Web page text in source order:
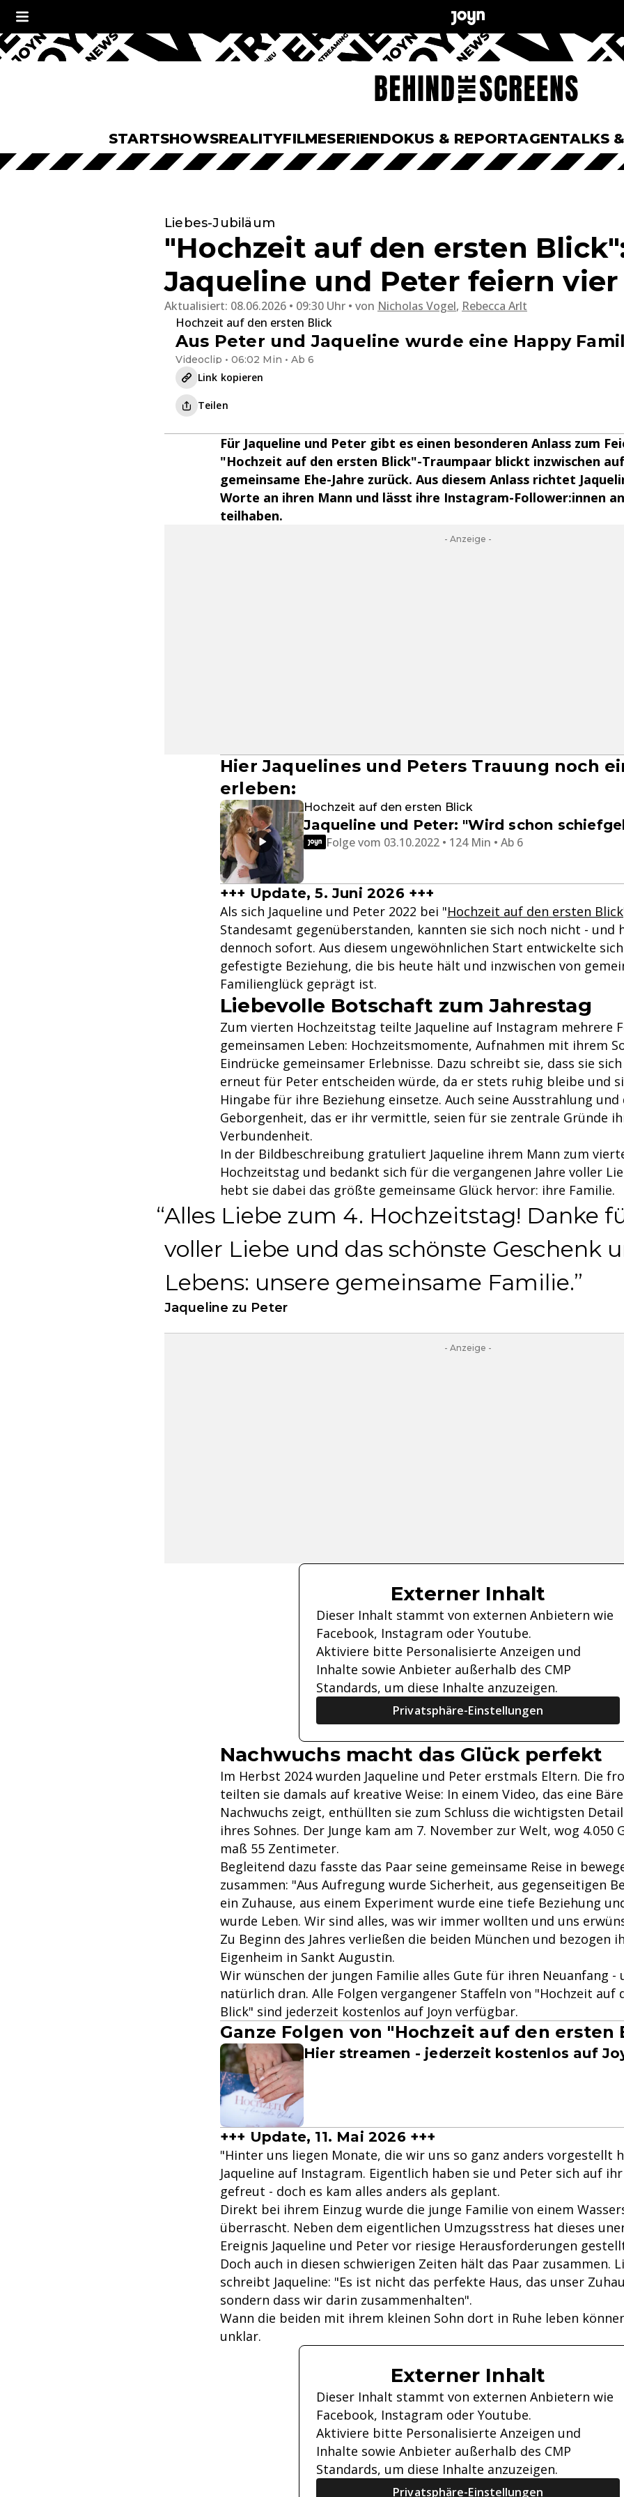
STARTSHOWSREALITYFILMESERIENDOKUS & REPORTAGENTALKS
Liebes-Jubiläum
"Hochzeit auf den ersten
Jaqueline und Peter feiern vier
Aktualisiert: 08.06.2026 • 09:30 Uhr von Nicholas Vogel, Rebecca Arlt
Hochzeit auf den ersten Blick
Aus Peter und Jaqueline wurde eine Happy
Videoclip • 06:02 Min • Ab 6
Link kopieren
Teilen
Für Jaqueline und Peter gibt es einen besonderen Anlass zum
"Hochzeit auf den ersten Blick"-Traumpaar blickt inzwischen
gemeinsame Ehe-Jahre zurück. Aus diesem Anlass richtet
Worte an ihren Mann und lässt ihre Instagram-Follower:innen
teilhaben.
- Anzeige -
Hier Jaquelines und Peters Trauung noch
erleben:
Hochzeit auf den ersten Blick
Jaqueline und Peter: "Wird schon
Folge vom 03.10.2022 • 124 Min • Ab 6
+++ Update, 5. Juni 2026 +++
Als sich Jaqueline und Peter 2022 bei "Hochzeit auf den ersten Blick
Standesamt gegenüberstanden, kannten sie sich noch nicht - und
dennoch sofort. Aus diesem ungewöhnlichen Start entwickelte
gefestigte Beziehung, die bis heute hält und inzwischen von
Familienglück geprägt ist.
Liebevolle Botschaft zum Jahrestag
Zum vierten Hochzeitstag teilte Jaqueline auf Instagram mehrere
gemeinsamen Leben: Hochzeitsmomente, Aufnahmen mit ihrem
Eindrücke gemeinsamer Erlebnisse. Dazu schreibt sie, dass sie
erneut für Peter entscheiden würde, da er stets ruhig bleibe und
Hingabe für ihre Beziehung einsetze. Auch seine Ausstrahlung und
Geborgenheit, das er ihr vermittle, seien für sie zentrale Gründe
Verbundenheit.
In der Bildbeschreibung gratuliert Jaqueline ihrem Mann zum
Hochzeitstag und bedankt sich für die vergangenen Jahre voller
hebt sie dabei das größte gemeinsame Glück hervor: ihre Familie.
Alles Liebe zum 4. Hochzeitstag! Danke
voller Liebe und das schönste Geschenk
Lebens: unsere gemeinsame Familie.
Jaqueline zu Peter
- Anzeige -
Externer Inhalt
Dieser Inhalt stammt von externen Anbietern wie
Facebook, Instagram oder Youtube.
Aktiviere bitte Personalisierte Anzeigen und
Inhalte sowie Anbieter außerhalb des CMP
Standards, um diese Inhalte anzuzeigen.
Privatsphäre-Einstellungen
Nachwuchs macht das Glück perfekt
Im Herbst 2024 wurden Jaqueline und Peter erstmals Eltern. Die
teilten sie damals auf kreative Weise: In einem Video, das eine
Nachwuchs zeigt, enthüllten sie zum Schluss die wichtigsten
ihres Sohnes. Der Junge kam am 7. November zur Welt, wog 4.050
maß 55 Zentimeter.
Begleitend dazu fasste das Paar seine gemeinsame Reise in
zusammen: "Aus Aufregung wurde Sicherheit, aus gegenseitigen
ein Zuhause, aus einem Experiment wurde eine tiefe Beziehung
wurde Leben. Wir sind alles, was wir immer wollten und uns
Zu Beginn des Jahres verließen die beiden München und bezogen
Eigenheim in Sankt Augustin.
Wir wünschen der jungen Familie alles Gute für ihren Neuanfang -
natürlich dran. Alle Folgen vergangener Staffeln von "Hochzeit auf
Blick" sind jederzeit kostenlos auf Joyn verfügbar.
Ganze Folgen von "Hochzeit auf den ersten
Hier streamen - jederzeit kostenlos auf
+++ Update, 11. Mai 2026 +++
"Hinter uns liegen Monate, die wir uns so ganz anders vorgestellt
Jaqueline auf Instagram. Eigentlich haben sie und Peter sich auf
gefreut - doch es kam alles anders als geplant.
Direkt bei ihrem Einzug wurde die junge Familie von einem
überrascht. Neben dem eigentlichen Umzugsstress hat dieses
Ereignis Jaqueline und Peter vor riesige Herausforderungen
Doch auch in diesen schwierigen Zeiten hält das Paar zusammen.
schreibt Jaqueline: "Es ist nicht das perfekte Haus, das unser
sondern dass wir darin zusammenhalten".
Wann die beiden mit ihrem kleinen Sohn dort in Ruhe leben
unklar.
Externer Inhalt
Dieser Inhalt stammt von externen Anbietern wie
Facebook, Instagram oder Youtube.
Aktiviere bitte Personalisierte Anzeigen und
Inhalte sowie Anbieter außerhalb des CMP
Standards, um diese Inhalte anzuzeigen.
Privatsphäre-Einstellungen